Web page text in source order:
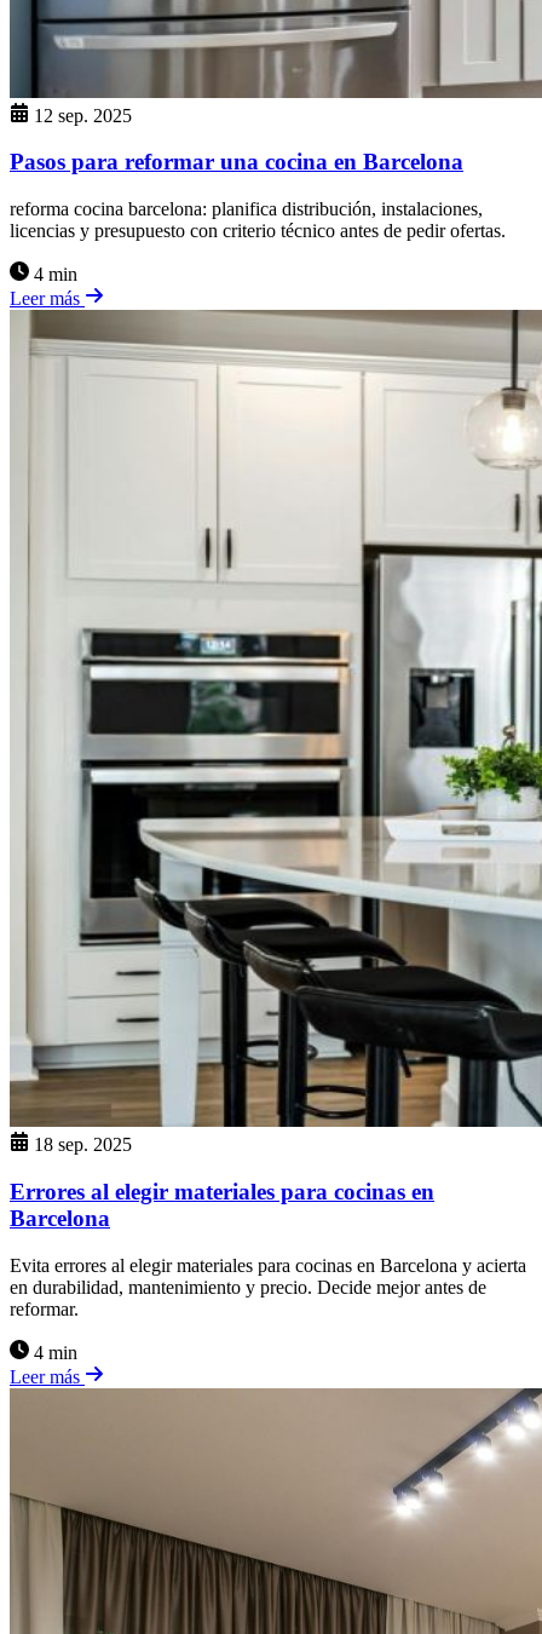
12 sep. 2025
Pasos para reformar una cocina en Barcelona
reforma cocina barcelona: planifica distribución, instalaciones,
licencias y presupuesto con criterio técnico antes de pedir ofertas.
4 min
Leer más
18 sep. 2025
Errores al elegir materiales para cocinas en
Barcelona
Evita errores al elegir materiales para cocinas en Barcelona y acierta
en durabilidad, mantenimiento y precio. Decide mejor antes de
reformar.
4 min
Leer más